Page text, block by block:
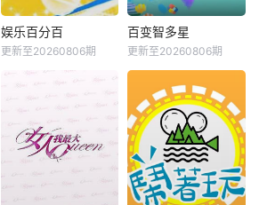
娱乐百分百
更新至20260806期
百变智多星
更新至20260806期